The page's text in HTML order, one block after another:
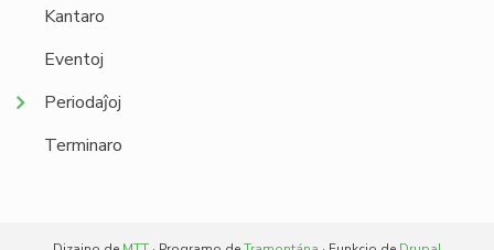
Kantaro
Eventoj
Periodaĵoj
Terminaro